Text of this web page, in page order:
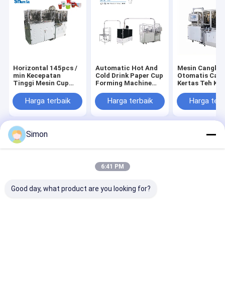
Horizontal 145pcs /
min Kecepatan
Tinggi Mesin Cup
Mesin Pembuatan
Dengan Penyegelan
Harga terbaik
Automatic Hot And
Cold Drink Paper Cup
Forming Machine
Motor Servo 12kw
Harga terbaik
Mesin Cangkir
Otomatis
Kertas Teh
Baja Logam
Buah/Menit
Harga
Sitemap
Kebijakan Privasi
Mesin otomatis Cup KertasPabrik cina.Copyright © 2026
HAINING CHENGDA MACHINERY CO.LTD. All Rights Reserved.
Simon
6:41 PM
Good day, what product are you looking for?